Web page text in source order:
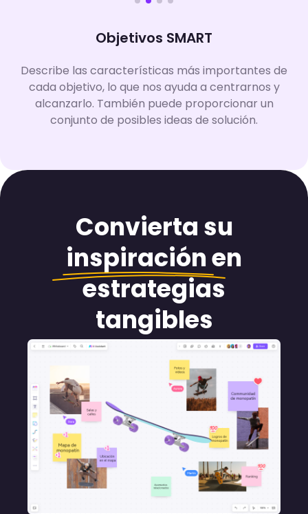
Objetivos SMART
Describe las características más importantes de
cada objetivo, lo que nos ayuda a centrarnos y
alcanzarlo. También puede proporcionar un
conjunto de posibles ideas de solución.
Convierta su
inspiraciónen
estrategias
tangibles